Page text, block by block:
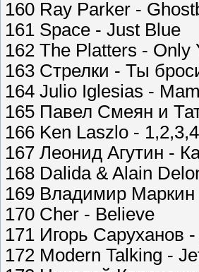
160 Ray Parker -
161 Space - Just Blue
162 The Platters - Only
163 Стрелки - Ты
164 Julio Iglesias -
165 Павел Смеян и
166 Ken Laszlo -
167 Леонид Агутин -
168 Dalida & Alain
169 Владимир Маркин
170 Cher - Believe
171 Игорь Саруханов
172 Modern Talking -